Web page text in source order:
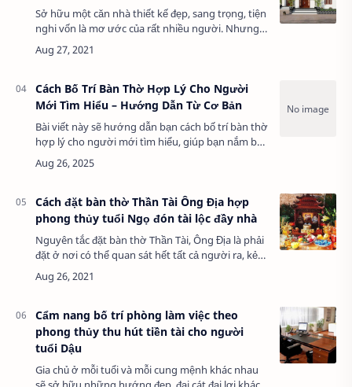
Sở hữu một căn nhà thiết kế đẹp, sang trọng, tiện
nghi vốn là mơ ước của rất nhiều người. Nhưng
việc xây nhà không chỉ đáp ứng các tiêu chí về
mặt thẩm mỹ, tính tiện dụng mà còn ph…
Cách Bố Trí Bàn Thờ Hợp Lý Cho Người
Mới Tìm Hiểu – Hướng Dẫn Từ Cơ Bản
Bài viết này sẽ hướng dẫn bạn cách bố trí bàn thờ
hợp lý cho người mới tìm hiểu, giúp bạn nắm bắt
các nguyên tắc cơ bản để tạo nên không gian thờ
cúng trang nghiêm, hợp phong thủy …
Cách đặt bàn thờ Thần Tài Ông Địa hợp
phong thủy tuổi Ngọ đón tài lộc đầy nhà
Nguyên tắc đặt bàn thờ Thần Tài, Ông Địa là phải
đặt ở nơi có thể quan sát hết tất cả người ra, kẻ
vào với ý nghĩa Thần Tài có thể kiểm soát được
tiền bạc của gia chủ, ổn định tài …
Cẩm nang bố trí phòng làm việc theo
phong thủy thu hút tiền tài cho người
tuổi Dậu
Gia chủ ở mỗi tuổi và mỗi cung mệnh khác nhau